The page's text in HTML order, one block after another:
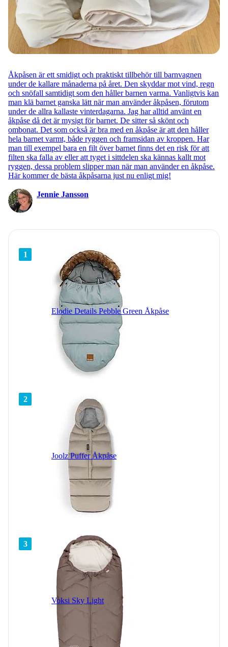
Åkpåsen är ett smidigt och praktiskt tillbehör till barnvagnen
under de kallare månaderna på året. Den skyddar mot vind, regn
och snöfall samtidigt som den håller barnen varma. Vanligtvis kan
man klä barnet ganska lätt när man använder åkpåsen, förutom
under de allra kallaste vinterdagarna. Jag har alltid använt en
åkpåse då det är mysigt för barnet. De sitter så skönt och
ombonat. Det som också är bra med en åkpåse är att den håller
hela barnet varmt, både ryggen och framsidan av kroppen. Har
man till exempel bara en filt över barnet finns det en risk för att
filten ska falla av eller att tyget i sittdelen ska kännas kallt mot
ryggen, dessa problem slipper man när man använder en åkpåse.
Här kommer de bästa åkpåsarna just nu enligt mig!
Jennie Jansson
1
Elodie Details Pebble Green Åkpåse
2
Joolz Puffer Åkpåse
3
Voksi Sky Light